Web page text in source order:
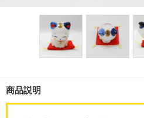
商品説明